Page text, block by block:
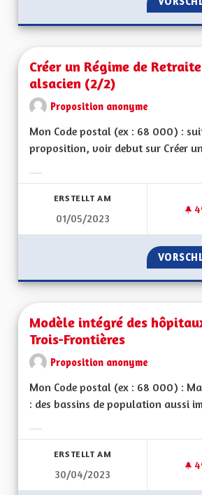
Créer un Régime de
alsacien (2/2)
Proposition anonyme
Mon Code postal (ex : 68 000) :
proposition, voir debut sur Créer un
ERSTELLT AM
01/05/2023
Modèle intégré des
Trois-Frontières
Proposition anonyme
Mon Code postal (ex : 68 000) :
: des bassins de population aussi
ERSTELLT AM
30/04/2023